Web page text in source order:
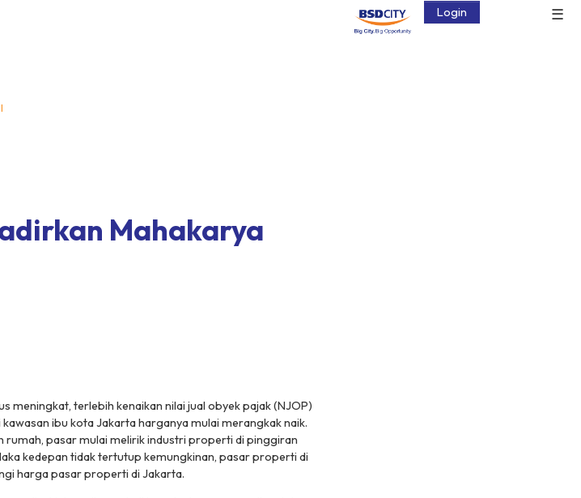
☰
Login
Mahakarya
meningkat, terlebih kenaikan nilai jual obyek pajak (NJOP)
ibu kota Jakarta harganya mulai merangkak naik.
rumah, pasar mulai melirik industri properti di pinggiran
kedepan tidak tertutup kemungkinan, pasar properti di
harga pasar properti di Jakarta.